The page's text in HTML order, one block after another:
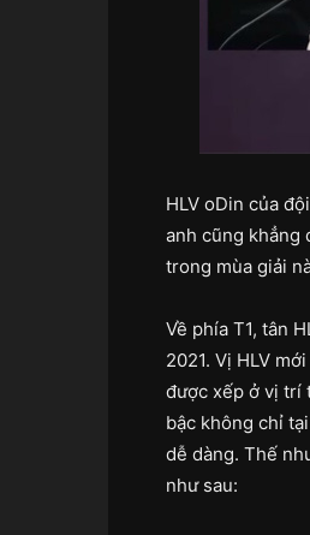
HLV oDin của
anh cũng khẳng
trong mùa giải
Về phía T1, tân
2021. Vị HLV
được xếp ở vị trí
bậc không chỉ
dễ dàng. Thế
như sau: